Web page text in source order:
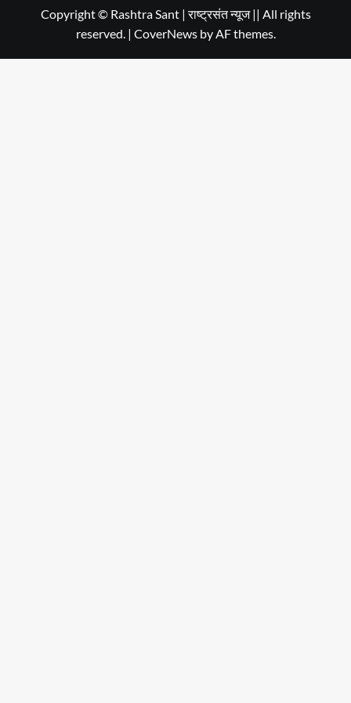
in
Dehradun
Copyright © Rashtra Sant | राष्ट्रसंत न्यूज || All rights
reserved. | CoverNewsby AF themes.